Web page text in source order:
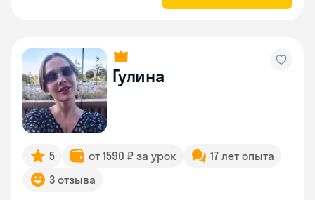
Гулина
5 от 1590 ₽ за урок
17 лет опыта
3 отзыва